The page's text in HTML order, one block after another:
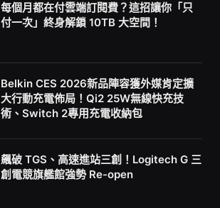
每個月都在付雲端訂閱費？這招讓你「只
付一次」終身解鎖 10TB 大空間！
Belkin CES 2026新品陣容獲外媒肯定擴
大行動充電佈局！Qi2 25W無線快充技
術、Switch 2專用充電收納包
飆破 TGS、高速進站三創！Logitech G 三
創電競旗艦館強勢 Re-open